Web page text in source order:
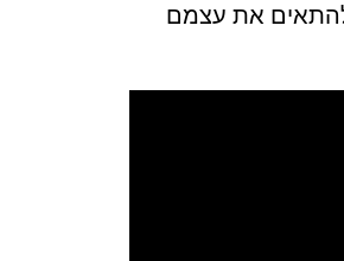
כדי לתת לאתרים זמן להתאים את עצמם